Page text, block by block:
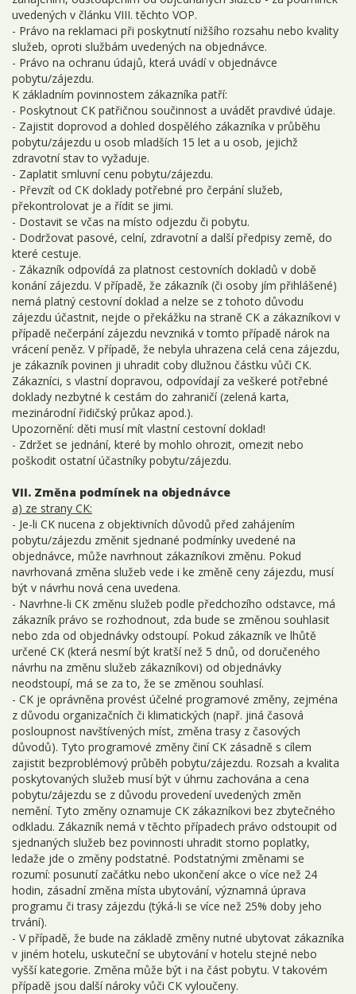
uvedených v článku VIII. těchto VOP.
- Právo na reklamaci při poskytnutí nižšího rozsahu nebo kvality
služeb, oproti službám uvedených na objednávce.
- Právo na ochranu údajů, která uvádí v objednávce
pobytu/zájezdu.
K základním povinnostem zákazníka patří:
- Poskytnout CK patřičnou součinnost a uvádět pravdivé údaje.
- Zajistit doprovod a dohled dospělého zákazníka v průběhu
pobytu/zájezdu u osob mladších 15 let a u osob, jejichž
zdravotní stav to vyžaduje.
- Zaplatit smluvní cenu pobytu/zájezdu.
- Převzít od CK doklady potřebné pro čerpání služeb,
překontrolovat je a řídit se jimi.
- Dostavit se včas na místo odjezdu či pobytu.
- Dodržovat pasové, celní, zdravotní a další předpisy země, do
které cestuje.
- Zákazník odpovídá za platnost cestovních dokladů v době
konání zájezdu. V případě, že zákazník (či osoby jím přihlášené)
nemá platný cestovní doklad a nelze se z tohoto důvodu
zájezdu účastnit, nejde o překážku na straně CK a zákazníkovi v
případě nečerpání zájezdu nevzniká v tomto případě nárok na
vrácení peněz. V případě, že nebyla uhrazena celá cena zájezdu,
je zákazník povinen ji uhradit coby dlužnou částku vůči CK.
Zákazníci, s vlastní dopravou, odpovídají za veškeré potřebné
doklady nezbytné k cestám do zahraničí (zelená karta,
mezinárodní řidičský průkaz apod.).
Upozornění: děti musí mít vlastní cestovní doklad!
- Zdržet se jednání, které by mohlo ohrozit, omezit nebo
poškodit ostatní účastníky pobytu/zájezdu.
VII. Změna podmínek na objednávce
a) ze strany CK:
- Je-li CK nucena z objektivních důvodů před zahájením
pobytu/zájezdu změnit sjednané podmínky uvedené na
objednávce, může navrhnout zákazníkovi změnu. Pokud
navrhovaná změna služeb vede i ke změně ceny zájezdu, musí
být v návrhu nová cena uvedena.
- Navrhne-li CK změnu služeb podle předchozího odstavce, má
zákazník právo se rozhodnout, zda bude se změnou souhlasit
nebo zda od objednávky odstoupí. Pokud zákazník ve lhůtě
určené CK (která nesmí být kratší než 5 dnů, od doručeného
návrhu na změnu služeb zákazníkovi) od objednávky
neodstoupí, má se za to, že se změnou souhlasí.
- CK je oprávněna provést účelné programové změny, zejména
z důvodu organizačních či klimatických (např. jiná časová
posloupnost navštívených míst, změna trasy z časových
důvodů). Tyto programové změny činí CK zásadně s cílem
zajistit bezproblémový průběh pobytu/zájezdu. Rozsah a kvalita
poskytovaných služeb musí být v úhrnu zachována a cena
pobytu/zájezdu se z důvodu provedení uvedených změn
nemění. Tyto změny oznamuje CK zákazníkovi bez zbytečného
odkladu. Zákazník nemá v těchto případech právo odstoupit od
sjednaných služeb bez povinnosti uhradit storno poplatky,
ledaže jde o změny podstatné. Podstatnými změnami se
rozumí: posunutí začátku nebo ukončení akce o více než 24
hodin, zásadní změna místa ubytování, významná úprava
programu či trasy zájezdu (týká-li se více než 25% doby jeho
trvání).
- V případě, že bude na základě změny nutné ubytovat zákazníka
v jiném hotelu, uskuteční se ubytování v hotelu stejné nebo
vyšší kategorie. Změna může být i na část pobytu. V takovém
případě jsou další nároky vůči CK vyloučeny.